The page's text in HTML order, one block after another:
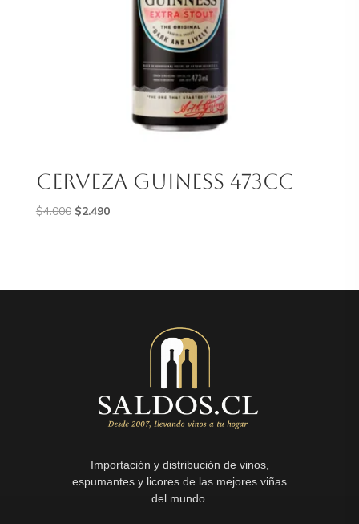
Cerveza Guiness 473Cc
$4.000 El
$2.490El
Importación y distribución de vinos,
espumantes y licores de las mejores viñas
del mundo.